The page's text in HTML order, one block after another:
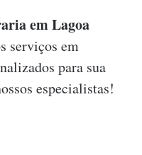
em Lagoa
serviços em
para sua
especialistas!